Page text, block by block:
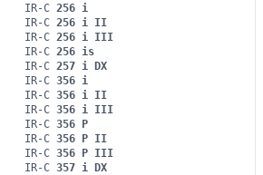
IR-C 256 i
IR-C 256 i II
IR-C 256 i III
IR-C 256 is
IR-C 257 i DX
IR-C 356 i
IR-C 356 i II
IR-C 356 i III
IR-C 356 P
IR-C 356 P II
IR-C 356 P III
IR-C 357 i DX